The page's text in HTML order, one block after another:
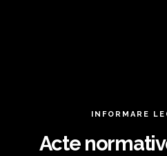
INFORMARE
Acte